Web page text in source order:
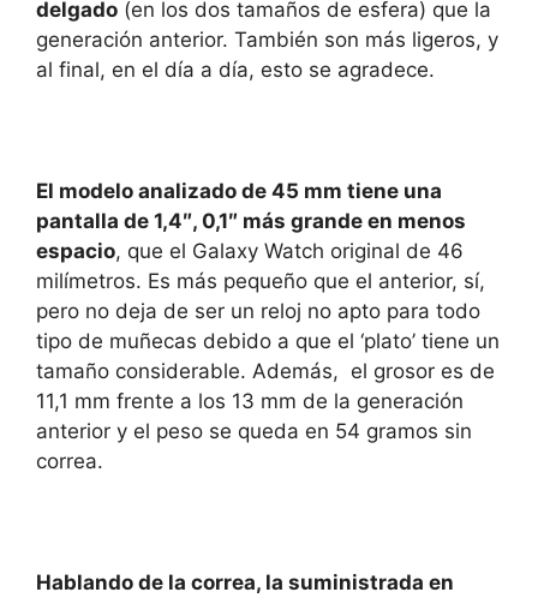
delgado (en los dos tamaños de esfera) que la
generación anterior. También son más ligeros, y
al final, en el día a día, esto se agradece.
El modelo analizado de 45 mm tiene una
pantalla de 1,4″, 0,1″ más grande en menos
espacio, que el Galaxy Watch original de 46
milímetros. Es más pequeño que el anterior, sí,
pero no deja de ser un reloj no apto para todo
tipo de muñecas debido a que el ‘plato’ tiene un
tamaño considerable. Además, el grosor es de
11,1 mm frente a los 13 mm de la generación
anterior y el peso se queda en 54 gramos sin
correa.
Hablando de la correa, la suministrada en